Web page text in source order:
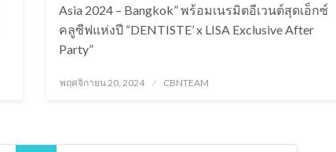
Asia 2024 – Bangkok” พร้อมเนรมิตอีเวนต์สุดเอ็กซ์
คลูซีฟแห่งปี “DENTISTE’ x LISA Exclusive After
Party”
Posted
พฤศจิกายน 20, 2024 CBNTEAM